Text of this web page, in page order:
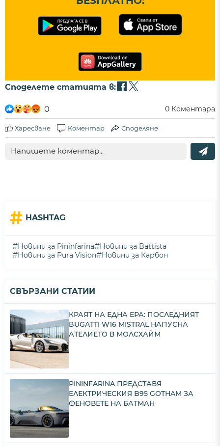
Споделете статията в:
0 0 Коментара
Харесване Коментар Споделяне
# HASHTAG
#Новини за Pininfarina#Новини за Battista
#Новини за Pura Vision#Новини за Карбон
СВЪРЗАНИ СТАТИИ
КРАЯТ НА ЕДНА ЕРА: ПОСЛЕДНИЯТ
BUGATTI W16 MISTRAL НАПУСНА
АТЕЛИЕТО В МОЛСХАЙМ
PININFARINA ПРЕДСТАВЯ
ЕЛЕКТРИЧЕСКИЯ B95 GOTHAM ЗА
ФЕНОВЕТЕ НА БАТМАН